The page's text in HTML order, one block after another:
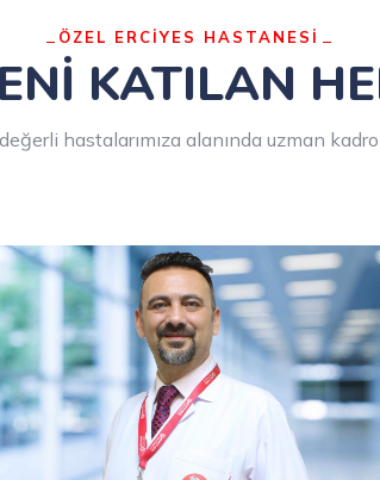
ÖZEL ERCİYES HASTANESİ
KATILAN
hastalarımıza alanında uzman